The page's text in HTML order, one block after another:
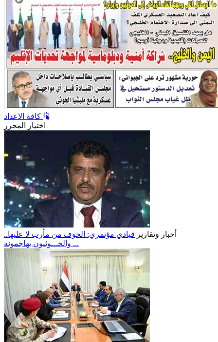
اختيار المحرر
أخبار وتقارير قيادي مؤتمري: الخوف من مأرب لا عليها..
والحـ.ـوثيون يهاجمونه ...